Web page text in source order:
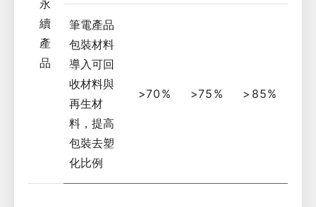
永
續
產
品
筆電產品
包裝材料
導入可回
收材料與
再生材
料，提高
包裝去塑
化比例
>70% >75% >85%